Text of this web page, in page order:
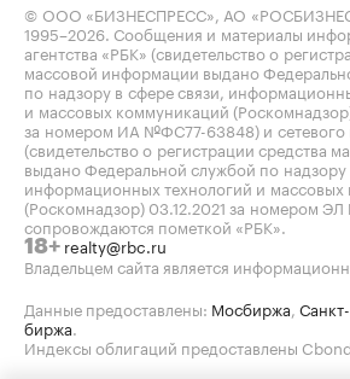
© ООО «БИЗНЕСПРЕСС», АО
1995–2026. Сообщения и материалы
агентства «РБК» (свидетельство о
массовой информации выдано
по надзору в сфере связи,
и массовых коммуникаций
за номером ИА №ФС77-63848) и сетевого
(свидетельство о регистрации средства
выдано Федеральной службой по надзору
информационных технологий и
(Роскомнадзор) 03.12.2021 за номером
сопровождаются пометкой «РБК».
18+ realty@rbc.ru
Владельцем сайта является
Данные предоставлены: Мосбиржа,
биржа.
Индексы облигаций предоставлены